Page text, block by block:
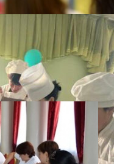
ПРЕЗИДЕНТ САДЫР
МАМЛЕКЕТТЕРДИН
МЕНЕН ЖОЛУГУШТУ
07.08.2026
ЖОЖДОРГО КАБЫЛ
БАШТАЛДЫ
27.07.2026
ӨЗҮҢДҮН
20.07.2026